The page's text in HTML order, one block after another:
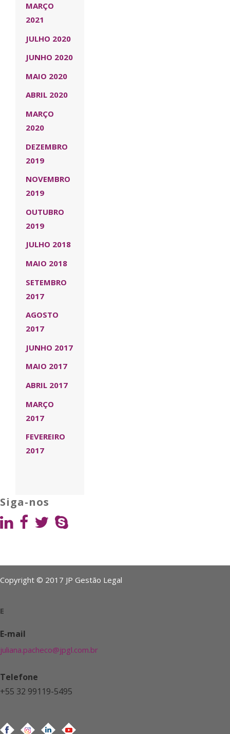
MARÇO
2021
JULHO 2020
JUNHO 2020
MAIO 2020
ABRIL 2020
MARÇO
2020
DEZEMBRO
2019
NOVEMBRO
2019
OUTUBRO
2019
JULHO 2018
MAIO 2018
SETEMBRO
2017
AGOSTO
2017
JUNHO 2017
MAIO 2017
ABRIL 2017
MARÇO
2017
FEVEREIRO
2017
Siga-nos
Copyright © 2017 JP Gestão Legal
E
E-mail
juliana.pacheco@jpgl.com.br
Telefone
+55 32 99119-5495